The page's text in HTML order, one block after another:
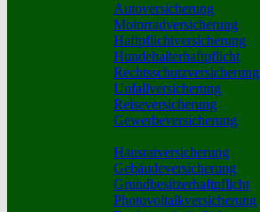
Autoversicherung
Motorradversicherung
Haftpflichtversicherung
Hundehalterhaftpflicht
Rechtsschutzversicherung
Unfallversicherung
Reiseversicherung
Gewerbeversicherung
Hausratversicherung
Gebäudeversicherung
Grundbesitzerhaftpflicht
Photovoltaikversicherung